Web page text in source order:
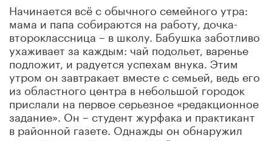
Начинается всё с обычного семейного утра:
мама и папа собираются на работу, дочка-
второклассница – в школу. Бабушка заботливо
ухаживает за каждым: чай подольет, варенье
подложит, и радуется успехам внука. Этим
утром он завтракает вместе с семьей, ведь его
из областного центра в небольшой городок
прислали на первое серьезное «редакционное
задание». Он – студент журфака и практикант
в районной газете. Однажды он обнаружил